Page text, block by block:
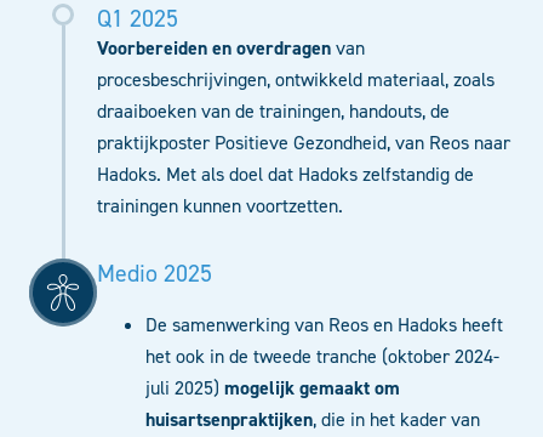
Q1 2025
Voorbereiden en overdragenvan
procesbeschrijvingen, ontwikkeld materiaal, zoals
draaiboeken van de trainingen, handouts, de
praktijkposter Positieve Gezondheid, van Reos naar
Hadoks. Met als doel dat Hadoks zelfstandig de
trainingen kunnen voortzetten.
Medio 2025
De samenwerking van Reos en Hadoks heeft
het ook in de tweede tranche (oktober 2024-
juli 2025) mogelijk gemaakt om
huisartsenpraktijken, die in het kader van